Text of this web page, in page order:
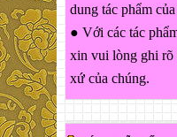
dung tác phẩm
● Với các tác
xin vui lòng ghi rõ
xứ của chúng.